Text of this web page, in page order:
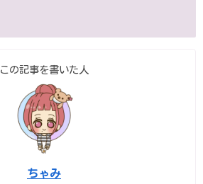
この記事を書いた人
ちゃみ